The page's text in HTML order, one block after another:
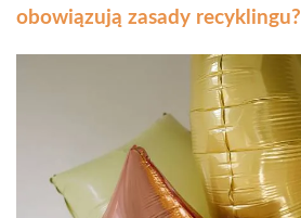
obowiązują zasady recyklingu?